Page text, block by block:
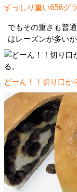
ずっしり重い656グ
でもその重さも普
はレーズンが多い
どーん！！切り口か